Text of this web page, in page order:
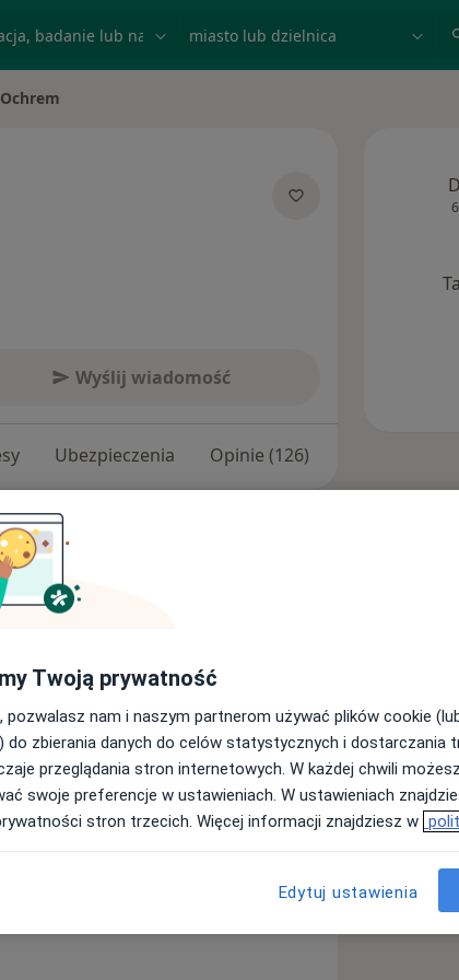
Wyślij wiadomość
Ubezpieczenia Opinie (126)
kompleksową opiekę nad
jak i w ciąży wysokiego ryzyka,
endokrynologię ginekologiczną
i Położników oraz
adresami)
Twoją prywatność
pozwalasz nam i naszym partnerom używać plików cookie
do zbierania danych do celów statystycznych i dostarczania
przeglądania stron internetowych. W każdej chwili
swoje preferencje w ustawieniach. W ustawieniach
stron trzecich. Więcej informacji znajdziesz w
Edytuj ustawienia